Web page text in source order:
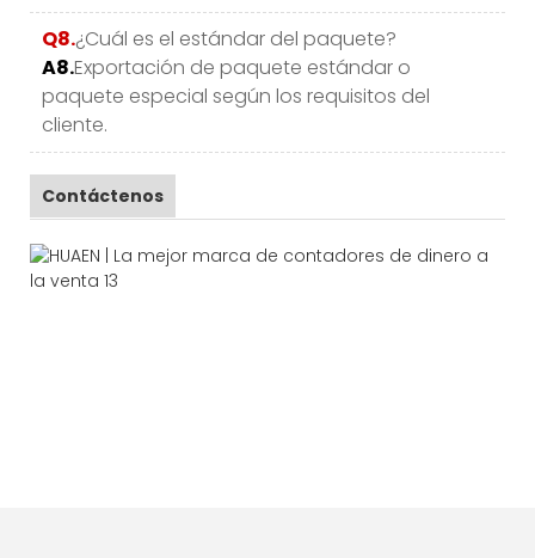
Q8.¿Cuál es el estándar del paquete?
A8.Exportación de paquete estándar o
paquete especial según los requisitos del
cliente.
Contáctenos